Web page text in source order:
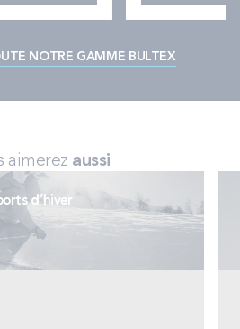
NOTRE GAMME BULTEX
aimerez aussi
d’hiver